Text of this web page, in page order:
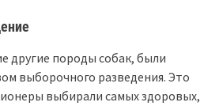
другие породы собак, были
выборочного разведения. Это
выбирали самых здоровых,